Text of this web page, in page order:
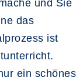
und Sie
das
ist
ein schönes